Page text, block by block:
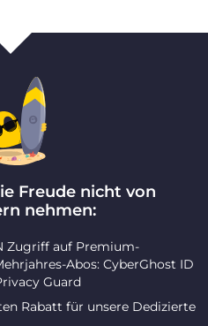
Freude nicht von
nehmen:
Zugriff auf Premium-
Abos: CyberGhost ID
Guard
Rabatt für unsere Dedizierte